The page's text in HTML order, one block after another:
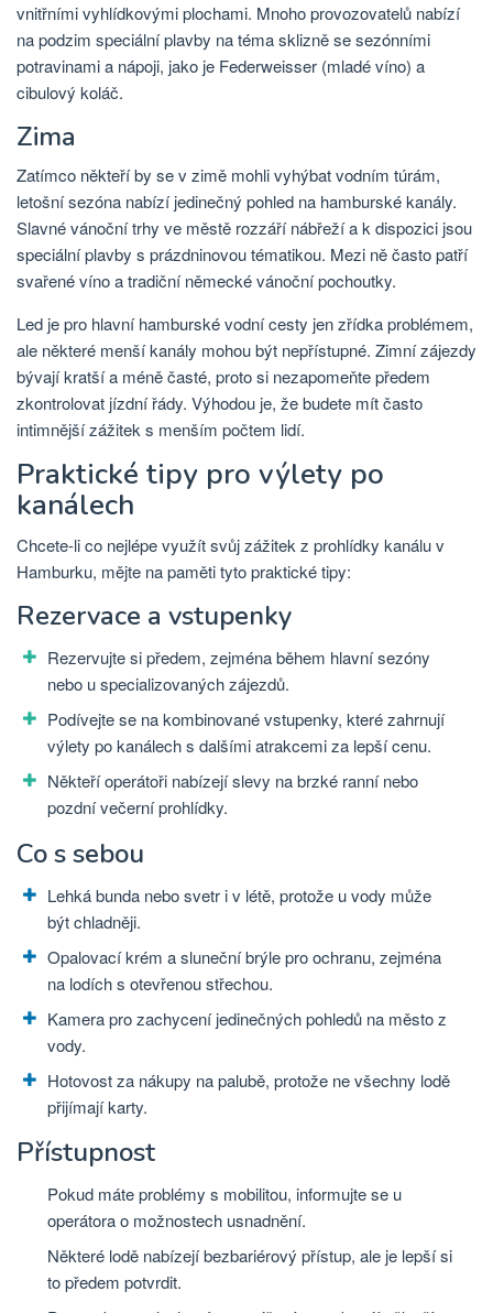
vnitřními vyhlídkovými plochami. Mnoho provozovatelů nabízí
na podzim speciální plavby na téma sklizně se sezónními
potravinami a nápoji, jako je Federweisser (mladé víno) a
cibulový koláč.
Zima
Zatímco někteří by se v zimě mohli vyhýbat vodním túrám,
letošní sezóna nabízí jedinečný pohled na hamburské kanály.
Slavné vánoční trhy ve městě rozzáří nábřeží a k dispozici jsou
speciální plavby s prázdninovou tématikou. Mezi ně často patří
svařené víno a tradiční německé vánoční pochoutky.
Led je pro hlavní hamburské vodní cesty jen zřídka problémem,
ale některé menší kanály mohou být nepřístupné. Zimní zájezdy
bývají kratší a méně časté, proto si nezapomeňte předem
zkontrolovat jízdní řády. Výhodou je, že budete mít často
intimnější zážitek s menším počtem lidí.
Praktické tipy pro výlety po
kanálech
Chcete-li co nejlépe využít svůj zážitek z prohlídky kanálu v
Hamburku, mějte na paměti tyto praktické tipy:
Rezervace a vstupenky
Rezervujte si předem, zejména během hlavní sezóny
nebo u specializovaných zájezdů.
Podívejte se na kombinované vstupenky, které zahrnují
výlety po kanálech s dalšími atrakcemi za lepší cenu.
Někteří operátoři nabízejí slevy na brzké ranní nebo
pozdní večerní prohlídky.
Co s sebou
Lehká bunda nebo svetr i v létě, protože u vody může
být chladněji.
Opalovací krém a sluneční brýle pro ochranu, zejména
na lodích s otevřenou střechou.
Kamera pro zachycení jedinečných pohledů na město z
vody.
Hotovost za nákupy na palubě, protože ne všechny lodě
přijímají karty.
Přístupnost
Pokud máte problémy s mobilitou, informujte se u
operátora o možnostech usnadnění.
Některé lodě nabízejí bezbariérový přístup, ale je lepší si
to předem potvrdit.